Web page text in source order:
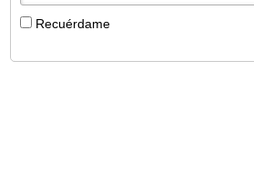
Recuérdame
Correo electrónico